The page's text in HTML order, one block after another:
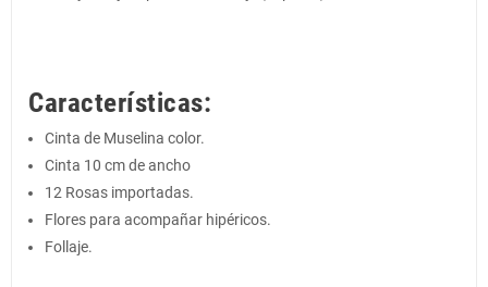
Características:
Cinta de Muselina color.
Cinta 10 cm de ancho
12 Rosas importadas.
Flores para acompañar hipéricos.
Follaje.